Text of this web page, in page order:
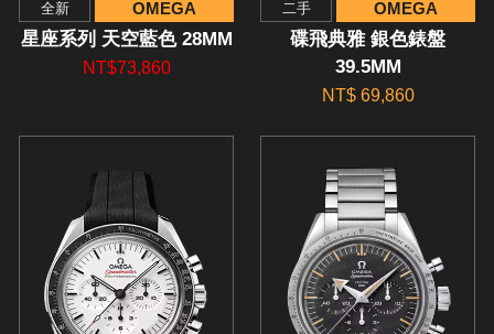
全新 OMEGA
星座系列 天空藍色 28MM
NT$73,860
二手 OMEGA
碟飛典雅 銀色錶盤
39.5MM
NT$ 69,860